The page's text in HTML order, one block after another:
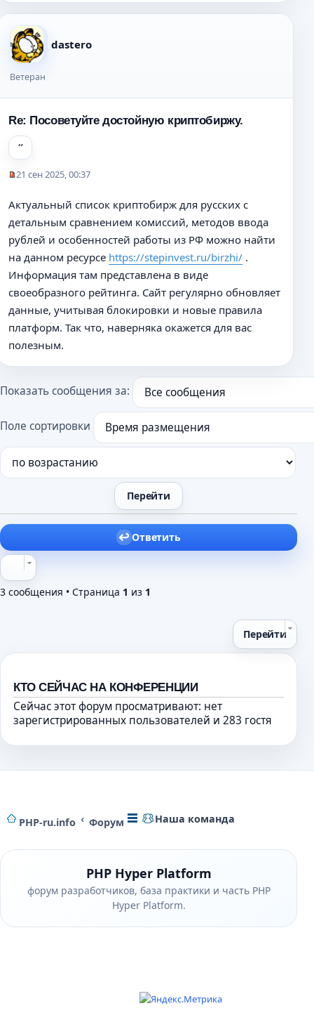
о
о
б
щ
е
е
dastero
Ветеран
Re: Посоветуйте достойную криптобиржу.
п
р
о
ч
и
т
а
н
о
е
б
е
и
е
21 сен 2025, 00:37
Актуальный список криптобирж для русских с
детальным сравнением комиссий, методов ввода
рублей и особенностей работы из РФ можно найти
на данном ресурсе https://stepinvest.ru/birzhi/ .
Информация там представлена в виде
своеобразного рейтинга. Сайт регулярно обновляет
данные, учитывая блокировки и новые правила
платформ. Так что, наверняка окажется для вас
полезным.
Показать сообщения за:
Поле сортировки
Ответить
3 сообщения • Страница 1 из 1
Перейти
КТО СЕЙЧАС НА КОНФЕРЕНЦИИ
Сейчас этот форум просматривают: нет
зарегистрированных пользователей и 283 гостя
PHP-ru.info Форум Наша команда
PHP Hyper Platform
форум разработчиков, база практики и часть PHP
Hyper Platform.